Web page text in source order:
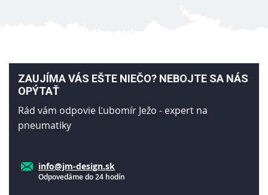
ZAUJÍMA VÁS EŠTE NIEČO? NEBOJTE SA NÁS
OPÝTAŤ
Rád vám odpovie Ľubomír Ježo - expert na
pneumatiky
info@jm-design.sk
Odpovedáme do 24 hodín